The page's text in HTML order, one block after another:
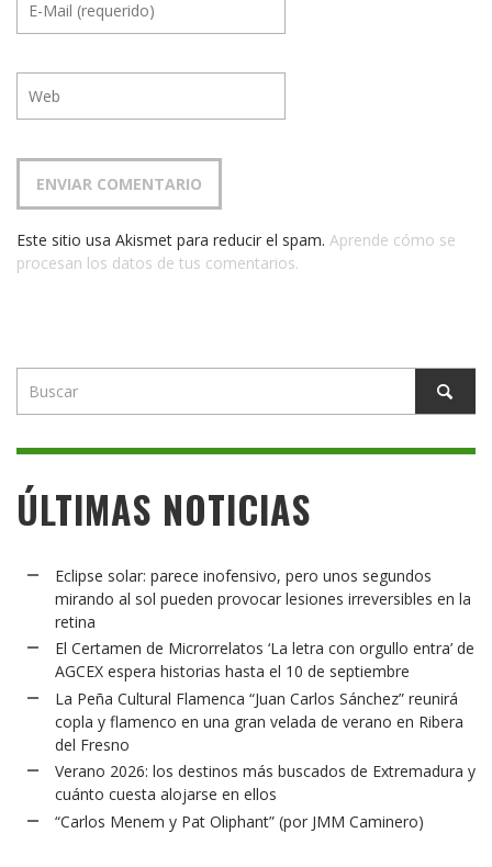
Este sitio usa Akismet para reducir el spam. Aprende cómo se
procesan los datos de tus comentarios.
ÚLTIMAS NOTICIAS
Eclipse solar: parece inofensivo, pero unos segundos
mirando al sol pueden provocar lesiones irreversibles en la
retina
El Certamen de Microrrelatos ‘La letra con orgullo entra’ de
AGCEX espera historias hasta el 10 de septiembre
La Peña Cultural Flamenca “Juan Carlos Sánchez” reunirá
copla y flamenco en una gran velada de verano en Ribera
del Fresno
Verano 2026: los destinos más buscados de Extremadura y
cuánto cuesta alojarse en ellos
“Carlos Menem y Pat Oliphant” (por JMM Caminero)